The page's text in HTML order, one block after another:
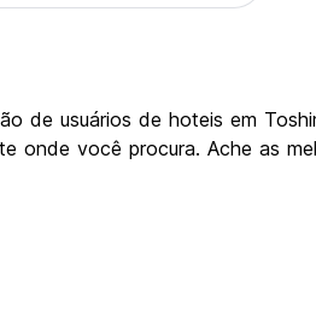
de usuários de hoteis em
onde você procura. Ache as